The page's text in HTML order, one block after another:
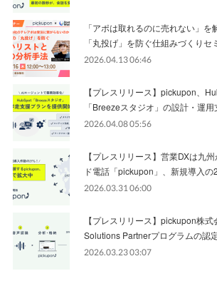
「アポは取れるのに売れない」
「丸投げ」を防ぐ仕組みづくり
2026.04.13 06:46
【プレスリリース】pickupon、
「Breezeスタジオ」の設計・運
2026.04.08 05:56
【プレスリリース】営業DXは九
ド電話「pickupon」、新規導入
2026.03.31 06:00
【プレスリリース】pickupon株
Solutions Partnerプログラムの認
2026.03.23 03:07